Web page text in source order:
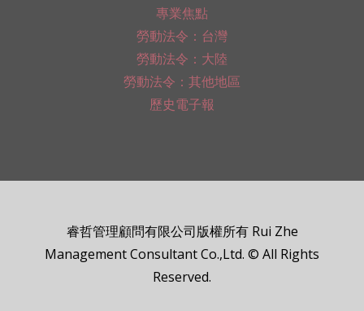
專業焦點
勞動法令：台灣
勞動法令：大陸
勞動法令：其他地區
歷史電子報
睿哲管理顧問有限公司版權所有 Rui Zhe
Management Consultant Co.,Ltd. © All Rights
Reserved.